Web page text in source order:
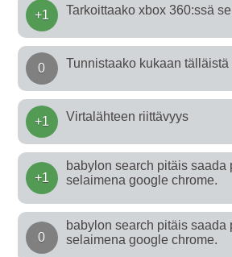
+1 Tarkoittaako xbox 360:ssä
0 Tunnistaako kukaan
+1 Virtalähteen riittävyys
+1
babylon search pitäis saada
selaimena google chrome.
0
babylon search pitäis saada
selaimena google chrome.